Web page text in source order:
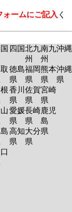
ォームにご記入 く
四国北九
州
南九
州
沖縄
徳島
県
香川
県
愛媛
県
高知
県
福岡
県
佐賀
県
長崎
県
大分
県
熊本
県
宮崎
県
鹿児
島
県
沖縄
県